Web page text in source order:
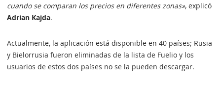
cuando se comparan los precios en diferentes zonas», explicó
Adrian Kajda.
Actualmente, la aplicación está disponible en 40 países; Rusia
y Bielorrusia fueron eliminadas de la lista de Fuelio y los
usuarios de estos dos países no se la pueden descargar.